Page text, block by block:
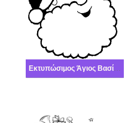
Εκτυπώσιμος Άγιος Βασίλης